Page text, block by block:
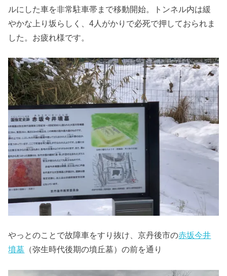
ルにした車を非常駐車帯まで移動開始。トンネル内は緩
やかな上り坂らしく、4人がかりで必死で押しておられま
した。お疲れ様です。
やっとのことで故障車をすり抜け、京丹後市の赤坂今井
墳墓 （弥生時代後期の墳丘墓）の前を通り